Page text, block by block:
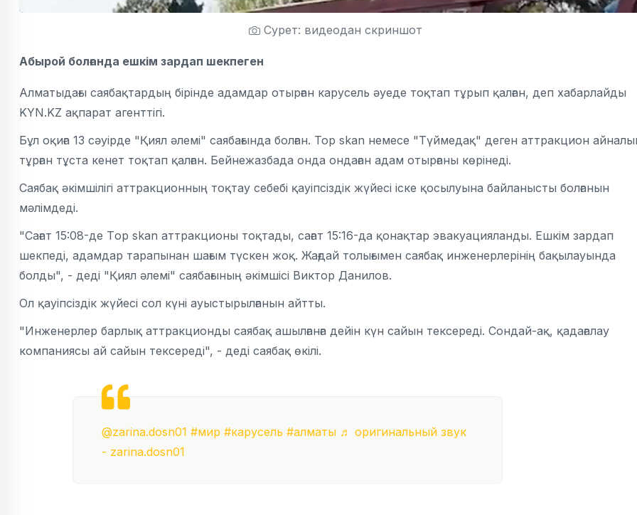
Сурет: видеодан скриншот
Абырой болғанда ешкім зардап шекпеген
Алматыдағы саябақтардың бірінде адамдар отырған карусель әуеде тоқтап тұрып қалған, деп хабарлайды
KYN.KZ ақпарат агенттігі.
Бұл оқиға 13 сәуірде "Қиял әлемі" саябағында болған. Top skan немесе "Түймедақ" деген аттракцион
тұрған тұста кенет тоқтап қалған. Бейнежазбада онда ондаған адам отырғаны көрінеді.
Саябақ әкімшілігі аттракционның тоқтау себебі қауіпсіздік жүйесі іске қосылуына байланысты болғанын
мәлімдеді.
"Сағат 15:08-де Тop skan аттракционы тоқтады, сағат 15:16-да қонақтар эвакуацияланды. Ешкім зардап
шекпеді, адамдар тарапынан шағым түскен жоқ. Жағдай толығымен саябақ инженерлерінің бақылауында
болды", - деді "Қиял әлемі" саябағының әкімшісі Виктор Данилов.
Ол қауіпсіздік жүйесі сол күні ауыстырылғанын айтты.
"Инженерлер барлық аттракционды саябақ ашылғанға дейін күн сайын тексереді. Сондай-ақ, қадағалау
компаниясы ай сайын тексереді", - деді саябақ өкілі.
@zarina.dosn01 #мир #карусель #алматы ♬ оригинальный звук
- zarina.dosn01